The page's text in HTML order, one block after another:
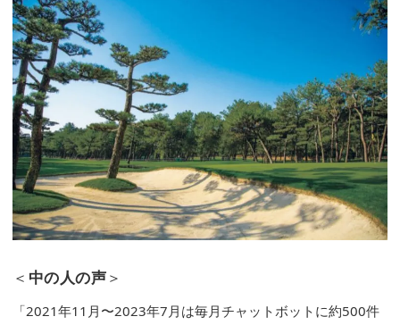
＜ 中の人の声＞
「2021年11月〜2023年7月は毎月チャットボットに約500件